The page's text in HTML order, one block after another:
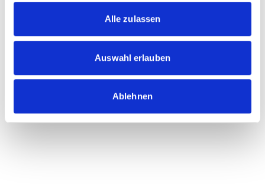
Alle zulassen
Auswahl erlauben
Ablehnen